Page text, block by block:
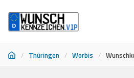
/ Thüringen / Worbis /